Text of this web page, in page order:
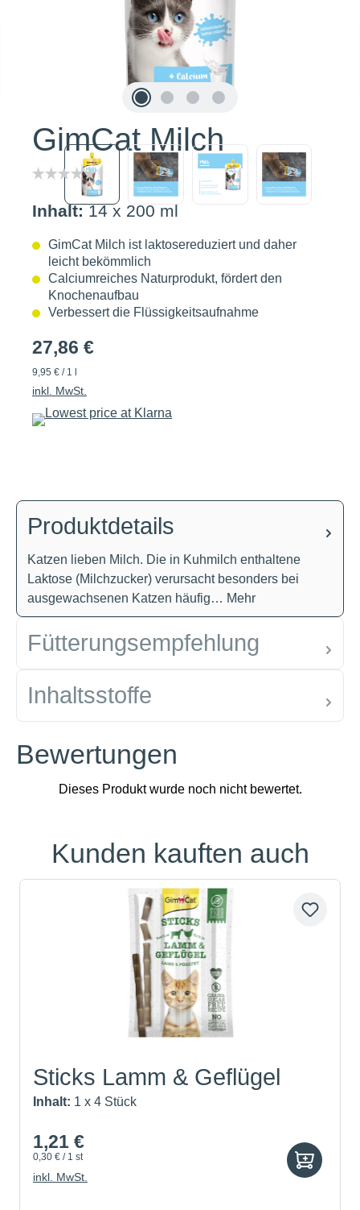
GimCat Milch
Inhalt: 14 x 200 ml
GimCat Milch ist laktosereduziert und daher
leicht bekömmlich
Calciumreiches Naturprodukt, fördert den
Knochenaufbau
Verbessert die Flüssigkeitsaufnahme
27,86 €
9,95 € / 1 l
inkl. MwSt.
Produktdetails
Katzen lieben Milch. Die in Kuhmilch enthaltene
Laktose (Milchzucker) verursacht besonders bei
ausgewachsenen Katzen häufig… Mehr
Fütterungsempfehlung
Inhaltsstoffe
Bewertungen
Produktgalerie überspringen
Kunden kauften auch
Sticks Lamm & Geflügel
Inhalt: 1 x 4 Stück
1,21 €
0,30 € / 1 st
inkl. MwSt.